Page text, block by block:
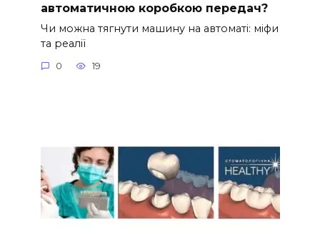
автоматичною коробкою передач?
Чи можна тягнути машину на автоматі: міфи
та реалії
0 19